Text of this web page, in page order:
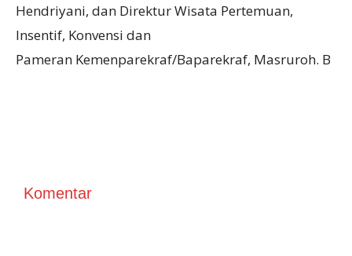
Hendriyani, dan Direktur Wisata Pertemuan,
Insentif, Konvensi dan
Pameran Kemenparekraf/Baparekraf, Masruroh. B
Komentar